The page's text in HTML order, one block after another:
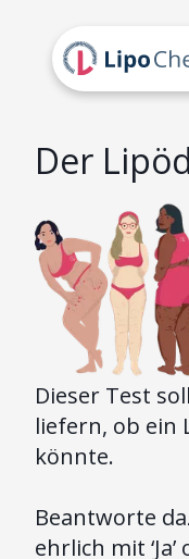
Der
Dieser Test
liefern, ob ein
könnte.
Beantworte
ehrlich mit ‘Ja’